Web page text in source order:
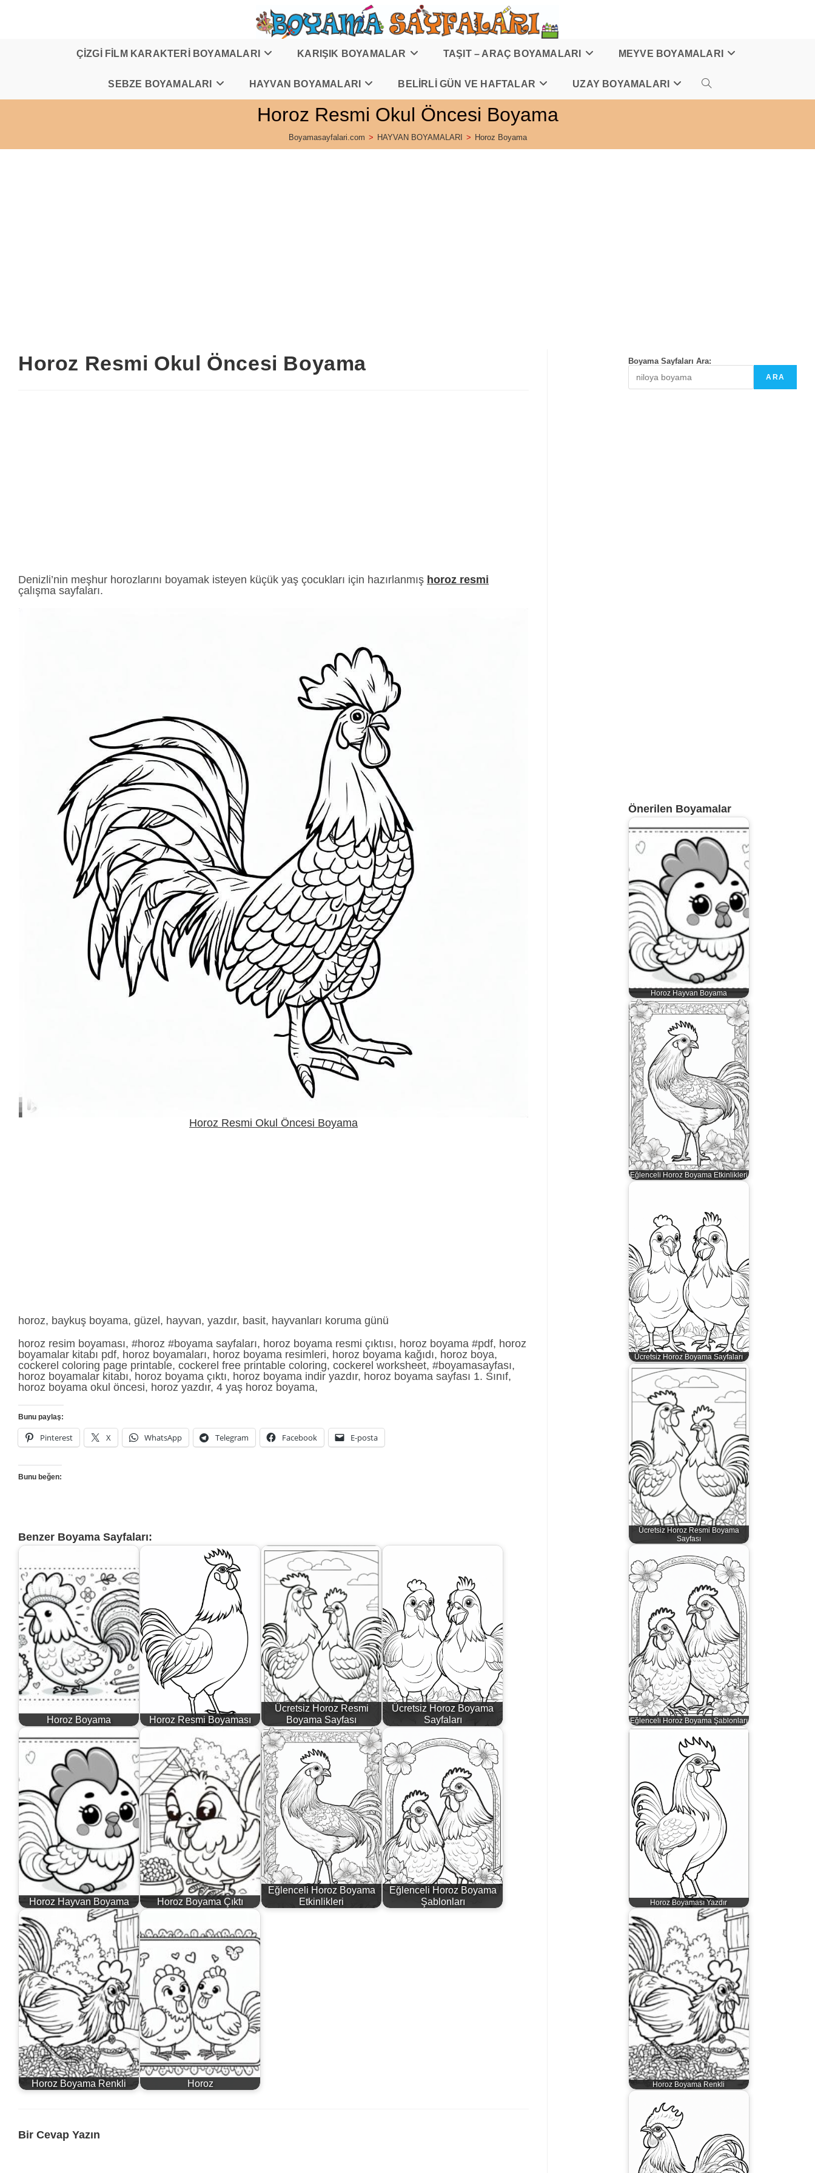
ÇİZGİ FİLM KARAKTERİ BOYAMALARI KARIŞIK BOYAMALAR TAŞIT – ARAÇ BOYAMALARI MEYVE BOYAMALARI
SEBZE BOYAMALARI HAYVAN BOYAMALARI BELİRLİ GÜN VE HAFTALAR UZAY BOYAMALARI TOGGLE
Horoz Resmi Okul Öncesi Boyama
Boyamasayfalari.com > HAYVAN BOYAMALARI > Horoz Boyama
Horoz Resmi Okul Öncesi Boyama
Denizli’nin meşhur horozlarını boyamak isteyen küçük yaş çocukları için hazırlanmış horoz resmi
çalışma sayfaları.
Horoz Resmi Okul Öncesi Boyama
horoz, baykuş boyama, güzel, hayvan, yazdır, basit, hayvanları koruma günü
horoz resim boyaması, #horoz #boyama sayfaları, horoz boyama resmi çıktısı, horoz boyama #pdf, horoz
boyamalar kitabı pdf, horoz boyamaları, horoz boyama resimleri, horoz boyama kağıdı, horoz boya,
cockerel coloring page printable, cockerel free printable coloring, cockerel worksheet, #boyamasayfası,
horoz boyamalar kitabı, horoz boyama çıktı, horoz boyama indir yazdır, horoz boyama sayfası 1. Sınıf,
horoz boyama okul öncesi, horoz yazdır, 4 yaş horoz boyama,
Bunu paylaş:
Pinterest X WhatsApp Telegram Facebook E-posta
Bunu beğen:
Benzer Boyama Sayfaları:
Horoz Boyama Horoz Resmi Boyaması
Ücretsiz Horoz Resmi
Boyama Sayfası
Ücretsiz Horoz Boyama
Sayfaları
Horoz Hayvan Boyama Horoz Boyama Çıktı
Eğlenceli Horoz Boyama
Etkinlikleri
Eğlenceli Horoz Boyama
Şablonları
Horoz Boyama Renkli Horoz
Bir Cevap Yazın
Boyama Sayfaları Ara:
ARA
Önerilen Boyamalar
Horoz Hayvan Boyama
Eğlenceli Horoz Boyama Etkinlikleri
Ücretsiz Horoz Boyama Sayfaları
Ücretsiz Horoz Resmi Boyama
Sayfası
Eğlenceli Horoz Boyama Şablonları
Horoz Boyaması Yazdır
Horoz Boyama Renkli